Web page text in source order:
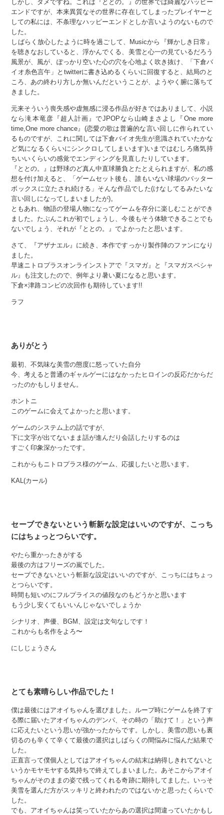
しかし、ダメですね。これは『ととの。』の世界では綺麗なハッピー
エンドですが、本来異質なその世界に存在してしまったプレイヤーと
しての私には、不条理なハッピーエンドとしか言いようのないもので
した。
しばらく放心したように時を過ごして、Musicから『輝かしき日常』
を聴きなおしていると、浮かんでくる、美雪と心一の見ているだろう
風景が、風が、ぽっかり空いた心の穴を心地よく吹き抜け、「下倉バ
イオ糸色言午」とtwitterに書き込めるくらいに回復すると、結局のと
ころ、あの終わり方しか無いんだということが、ようやく腑に落ちて
きました。
元来そういう喪失感や虚無感に浸る作品が好きではありまして、小説
なら滝本竜彦『超人計画』でJPOPなら山崎まさよし『One more
time,One more chance』(恋愛の歌は普遍的な言い回しに作られてい
るものですが、これに関しては下倉バイオ先生が意識されていたかな
ど気になるくらいにシンクロしてしまいます)いまではむしろ痛気持
ちいいくらいの感覚でエンディングを見直したりしています。
『ととの。』は野球のど真ん中直球勝負とたとえられますが、私の感
想を付け加えると、「ゲームセット後も、誰もいない球場のバッター
ボックスに立たされ続ける」そんな作品でした(けなしてるみたいな
言い回しになってしまいましたが)。
ともあれ、物語の登場人物になってゲームを存分に楽しむことができ
ました。たぶんこれが初でしょうし、今後もそう体験できることでも
ないでしょう、それが『ととの。』でよかったと思います。
さて、『アザナエル』に続き、本作ですっかり製作陣のファンになり
ました。
早速ニトロプラスオンラインストアで『スマガ』と『スマガスペシャ
ル』も注文したので、例年より暑い夏になると思います。
下倉×津路コンビの次回作も期待しています!!
ラフ
ありがとう
最初、不気味な美雪の態度に怒っていた自分
今、考えると普通のギャルゲーにはなかったヒロインの反応だからだ
ったのかもしりません。
ホントニ
このゲームに会えてよかったと思います。
ゲームのシステム上の話ですが、
下に文字が出てないまま話が進んだり会話したりするのは
すごく印象深かったです。
これからもニトロプラス様のゲーム、応援したいと思います。
KAL(カール)
セーブできないという斬新な設定はいいのですが、こっち
にはちょっとつらいです。
やたら重かったきがする
最後の方はフリーズの嵐でした。
セーブできないという斬新な設定はいいのですが、こっちにはちょっ
とつらいです。
時間も短いのにフルプライスの値段なのもどうかと思います
もう少し安くてもいいんじゃないでしょうか
シナリオ、声優、BGM、設定は文句なしです！
これからも名作をよろ〜
にしじょうさん
とても素晴らしい作品でした！
僕は最後にはアオイちゃんを選びました。ループ時にゲームを終了す
る際に届いたアオイちゃんのデンパ、その時の「助けて！」という声
に応えたいという思いが強かったからです。しかし、美雪の思いも裏
切るのも辛くて辛くて最後の選択はしばらくの間悩みに悩んだ結果で
した。
正直言って僕個人としてはアオイちゃんの結末は納得しきれてないと
いうかモヤモヤする気持ちで終えてしまいました。あそこからアオイ
ちゃんがそのままの姿で残ってくれる奇跡に期待してました。いっそ
美雪を選んだ方がスッキリと終われたのではないかと思ったくらいで
した。
でも、アオイちゃんは笑っていたからあの選択は間違っていたかもし